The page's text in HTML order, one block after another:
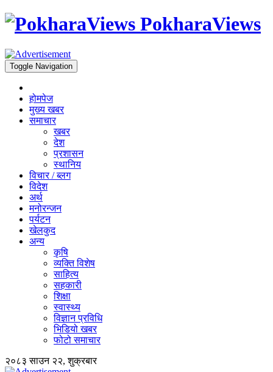
PokharaViews
Toggle Navigation
होमपेज
मुख्य खबर
समाचार
खबर
देश
प्रशासन
स्थानिय
विचार / ब्लग
विदेश
अर्थ
मनोरन्जन
पर्यटन
खेलकुद
अन्य
कृषि
व्यक्ति विशेष
साहित्य
सहकारी
शिक्षा
स्वास्थ्य
विज्ञान प्रविधि
भिडियो खबर
फोटो समाचार
२०८३ साउन २२, शुक्रबार